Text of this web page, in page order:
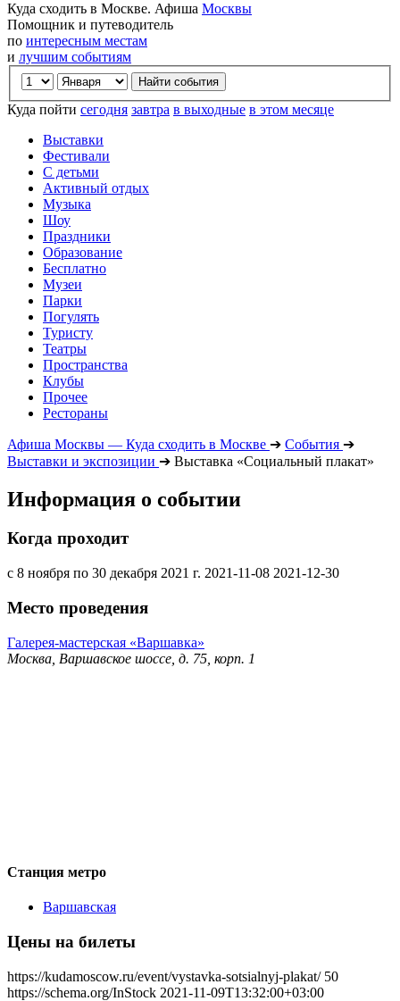
Куда сходить в Москве. Афиша Москвы
Помощник и путеводитель
по интересным местам
и лучшим событиям
Куда пойти сегодня завтра в выходные в этом месяце
Выставки
Фестивали
С детьми
Активный отдых
Музыка
Шоу
Праздники
Образование
Бесплатно
Музеи
Парки
Погулять
Туристу
Театры
Пространства
Клубы
Прочее
Рестораны
Афиша Москвы — Куда сходить в Москве ➔ События ➔
Выставки и экспозиции ➔ Выставка «Социальный плакат»
Информация о событии
Когда проходит
с 8 ноября по 30 декабря 2021 г. 2021-11-08 2021-12-30
Место проведения
Галерея-мастерская «Варшавка»
Москва, Варшавское шоссе, д. 75, корп. 1
Станция метро
Варшавская
Цены на билеты
https://kudamoscow.ru/event/vystavka-sotsialnyj-plakat/ 50
https://schema.org/InStock 2021-11-09T13:32:00+03:00